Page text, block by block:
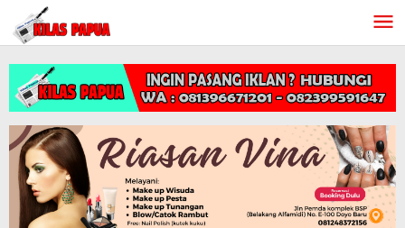
Lewati
konten